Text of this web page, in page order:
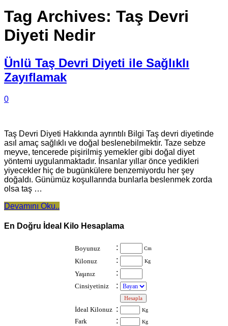
Tag Archives: Taş Devri
Diyeti Nedir
Ünlü Taş Devri Diyeti ile Sağlıklı
Zayıflamak
0
Taş Devri Diyeti Hakkında ayrıntılı Bilgi Taş devri diyetinde
asıl amaç sağlıklı ve doğal beslenebilmektir. Taze sebze
meyve, tencerede pişirilmiş yemekler gibi doğal diyet
yöntemi uygulanmaktadır. İnsanlar yıllar önce yedikleri
yiyecekler hiç de bugünkülere benzemiyordu her şey
doğaldı. Günümüz koşullarında bunlarla beslenmek zorda
olsa taş …
Devamını Oku..
En Doğru İdeal Kilo Hesaplama
Boyunuz : Cm
Kilonuz : Kg
Yaşınız :
Cinsiyetiniz
:
İdeal Kilonuz : Kg
Fark : Kg